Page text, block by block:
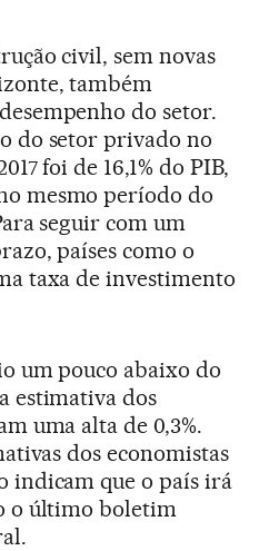
civil, sem novas
também
do setor.
do setor privado no
foi de 16,1% do PIB,
mesmo período do
seguir com um
países como o
taxa de investimento
um pouco abaixo do
estimativa dos
uma alta de 0,3%.
dos economistas
indicam que o país irá
o último boletim